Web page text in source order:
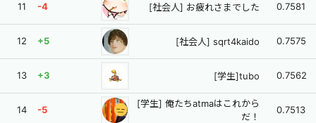
11 -4 [社会人] お疲れさまでした 0.7581
12 +5 [社会人] sqrt4kaido 0.7575
13 +3 [学生]tubo 0.7562
14 -5
[学生] 俺たちatmaはこれから
だ！
0.7513